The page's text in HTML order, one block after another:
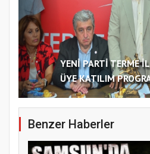
YENİ PARTİ TERME
ÜYE KATILIM
Benzer Haberler